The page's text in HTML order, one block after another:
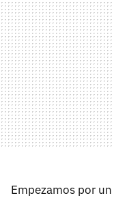
Empezamos por un